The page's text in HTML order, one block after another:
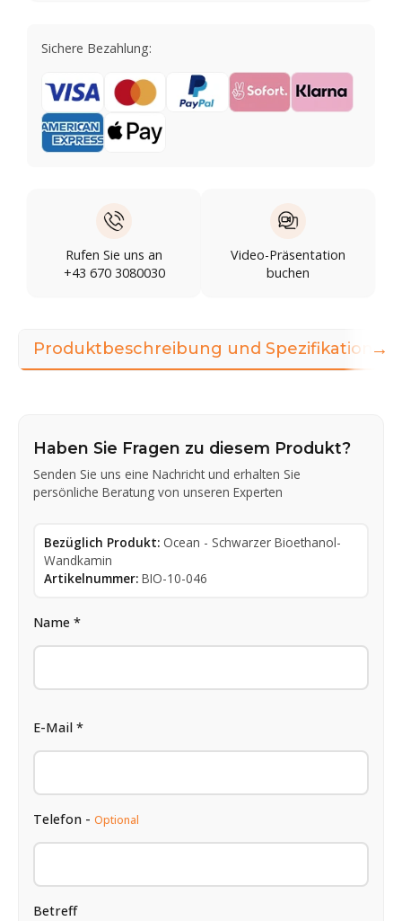
Sichere Bezahlung:
Rufen Sie uns an
+43 670 3080030
Video-Präsentation
buchen
Produktbeschreibung und Spezifikationen
Haben Sie Fragen zu diesem Produkt?
Senden Sie uns eine Nachricht und erhalten Sie
persönliche Beratung von unseren Experten
Bezüglich Produkt: Ocean - Schwarzer Bioethanol-
Wandkamin
Artikelnummer: BIO-10-046
Name *
E-Mail *
Telefon - Optional
Betreff
→